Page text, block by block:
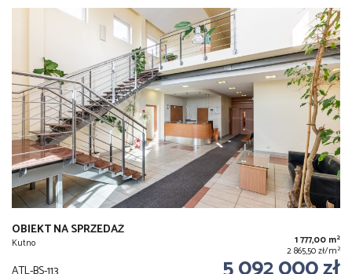
OBIEKT NA SPRZEDAŻ
Kutno 1 777,00 m2
2 865,50 zł/m2